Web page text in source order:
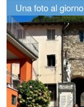
Una foto al giorno